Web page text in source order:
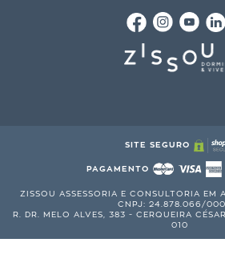
SITE SEGURO
PAGAMENTO
ZISSOU ASSESSORIA E CONSULTORIA EM
CNPJ: 24.878.066/
R. DR. MELO ALVES, 383 - CERQUEIRA
010